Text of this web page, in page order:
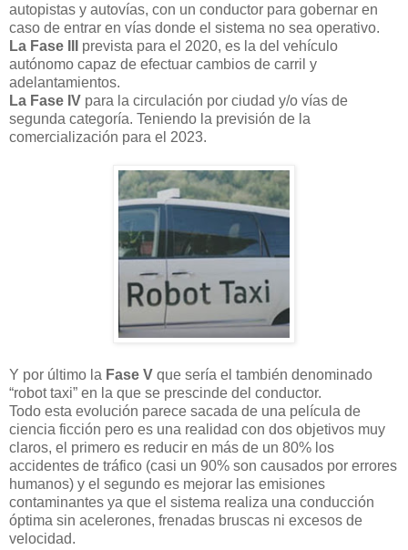
autopistas y autovías, con un conductor para gobernar en
caso de entrar en vías donde el sistema no sea operativo.
La Fase III
prevista para el 2020, es la del vehículo
autónomo capaz de efectuar cambios de carril y
adelantamientos.
La Fase IV para la circulación por ciudad y/o vías de
segunda categoría. Teniendo la previsión de la
comercialización para el 2023.
Y por último la Fase V que sería el también denominado
“robot taxi” en la que se prescinde del conductor.
Todo esta evolución parece sacada de una película de
ciencia ficción pero es una realidad con dos objetivos muy
claros, el primero es reducir en más de un 80% los
accidentes de tráfico (casi un 90% son causados por errores
humanos) y el segundo es mejorar las emisiones
contaminantes ya que el sistema realiza una conducción
óptima sin acelerones, frenadas bruscas ni excesos de
velocidad.